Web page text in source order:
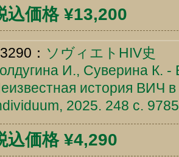
込価格 ¥13,200
： ソヴィエトHIV史
И., Суверина К.
история ВИЧ
2025. 248 c.
込価格 ¥4,290